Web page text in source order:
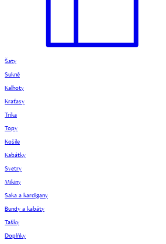
Šaty
Sukně
Kalhoty
Kraťasy
Trika
Topy
Košile
Kabátky
Svetry
Mikiny
Saka a kardigany
Bundy a kabáty
Tašky
Doplňky